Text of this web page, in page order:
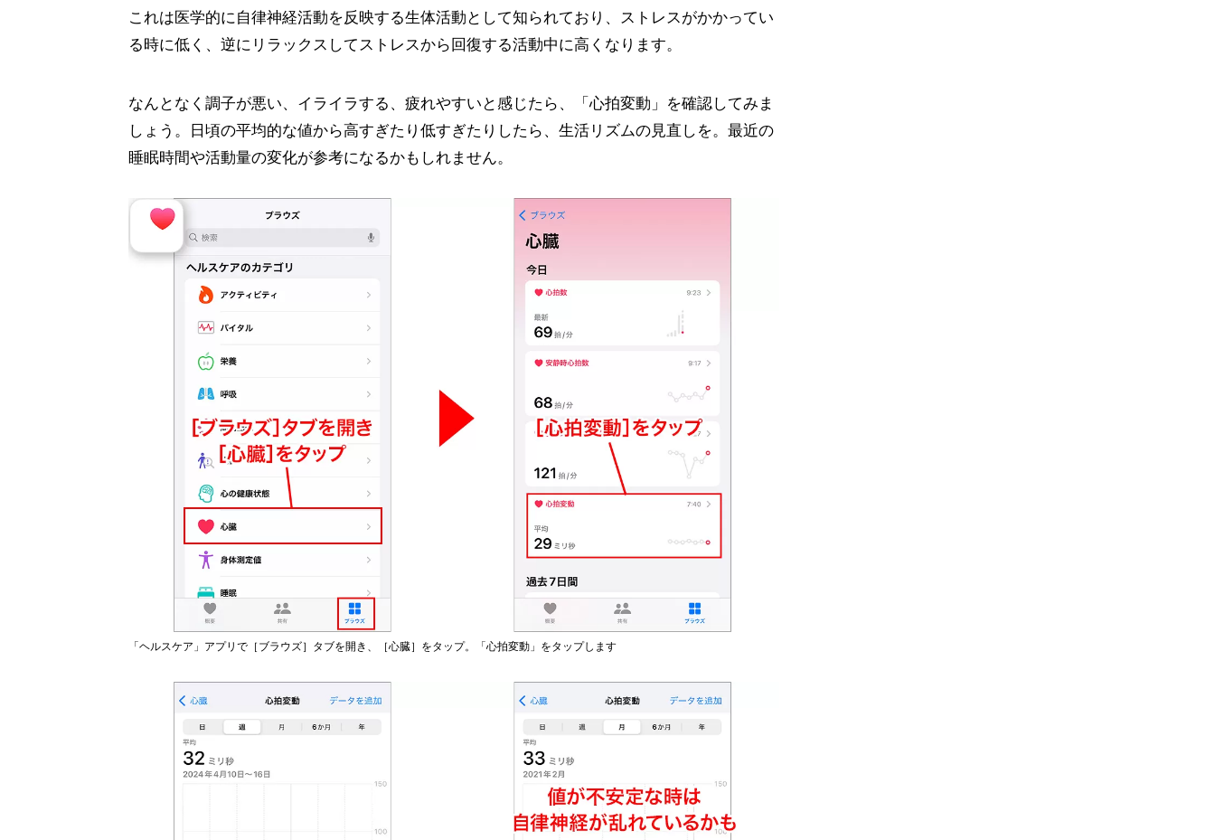
これは医学的に自律神経活動を反映する生体活動として知られており、ストレスがかかってい
る時に低く、逆にリラックスしてストレスから回復する活動中に高くなります。
なんとなく調子が悪い、イライラする、疲れやすいと感じたら、「心拍変動」を確認してみま
しょう。日頃の平均的な値から高すぎたり低すぎたりしたら、生活リズムの見直しを。最近の
睡眠時間や活動量の変化が参考になるかもしれません。
「ヘルスケア」アプリで［ブラウズ］タブを開き、［心臓］をタップ。「心拍変動」をタップします